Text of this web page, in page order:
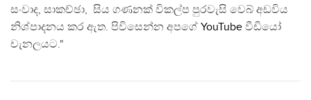
සංවාද, සාකච්ඡා, සිය ගණනක් විකල්ප පුරවැසි වෙබ් අඩවිය
නිශ්පාදනය කර ඇත. පිවිසෙන්න අපගේ YouTube වීඩියෝ
චැනලයට."